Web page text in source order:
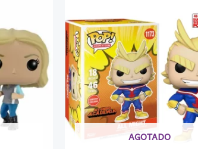
AGOTADO